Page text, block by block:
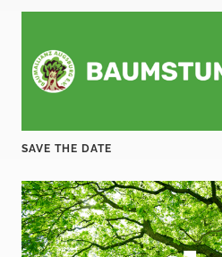
SAVE THE DATE